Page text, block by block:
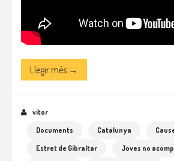
Llegir més →
vitor
Documents
Catalunya
Estret de Gibraltar
Joves no